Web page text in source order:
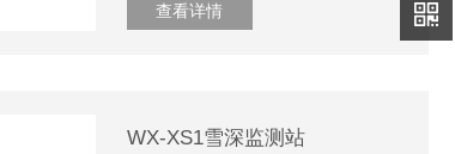
查看详情
WX-XS1雪深监测站